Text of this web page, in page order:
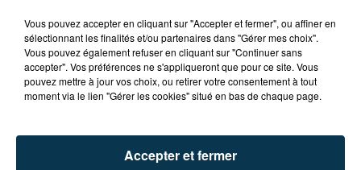
L’ASSE RÉDUIT FACE À SOCHAUX, UNE
PREMIÈRE VICTOIRE POUR NOS VERTS ?
Vous pouvez accepter en cliquant sur "Accepter et fermer", ou affiner en
sélectionnant les finalités et/ou partenaires dans "Gérer mes choix".
Vous pouvez également refuser en cliquant sur "Continuer sans
accepter". Vos préférences ne s'appliqueront que pour ce site. Vous
pouvez mettre à jour vos choix, ou retirer votre consentement à tout
moment via le lien "Gérer les cookies" situé en bas de chaque page.
Accepter et fermer